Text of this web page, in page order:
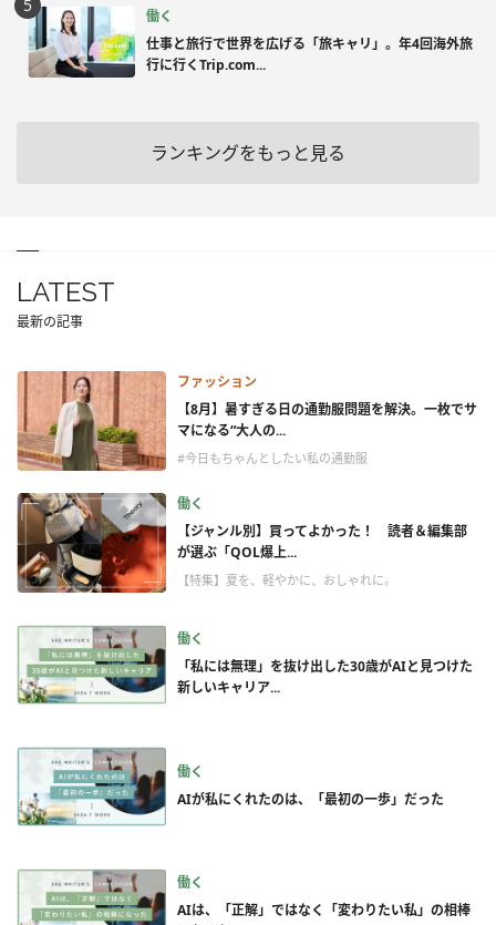
働く
仕事と旅行で世界を広げる「旅キャリ」。年4回海外旅
行に行くTrip.com...
ランキングをもっと見る
LATEST
最新の記事
ファッション
【8月】暑すぎる日の通勤服問題を解決。一枚でサ
マになる“大人の...
#今日もちゃんとしたい私の通勤服
働く
【ジャンル別】買ってよかった！ 読者＆編集部
が選ぶ「QOL爆上...
【特集】夏を、軽やかに、おしゃれに。
働く
「私には無理」を抜け出した30歳がAIと見つけた
新しいキャリア...
働く
AIが私にくれたのは、「最初の一歩」だった
働く
AIは、「正解」ではなく「変わりたい私」の相棒